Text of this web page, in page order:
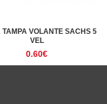
TAMPA VOLANTE SACHS 5
VEL
0.60€